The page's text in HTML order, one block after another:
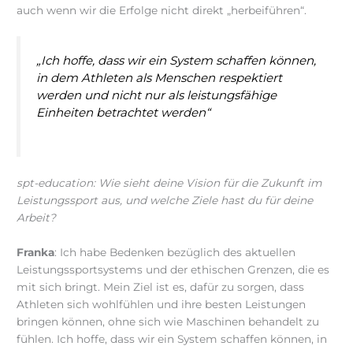
auch wenn wir die Erfolge nicht direkt „herbeiführen“.
„Ich hoffe, dass wir ein System schaffen können,
in dem Athleten als Menschen respektiert
werden und nicht nur als leistungsfähige
Einheiten betrachtet werden“
spt-education: Wie sieht deine Vision für die Zukunft im
Leistungssport aus, und welche Ziele hast du für deine
Arbeit?
Franka: Ich habe Bedenken bezüglich des aktuellen
Leistungssportsystems und der ethischen Grenzen, die es
mit sich bringt. Mein Ziel ist es, dafür zu sorgen, dass
Athleten sich wohlfühlen und ihre besten Leistungen
bringen können, ohne sich wie Maschinen behandelt zu
fühlen. Ich hoffe, dass wir ein System schaffen können, in